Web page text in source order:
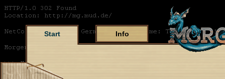
Start Info